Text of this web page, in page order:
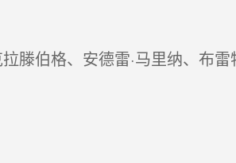
伯格、安德雷·马里纳、布雷